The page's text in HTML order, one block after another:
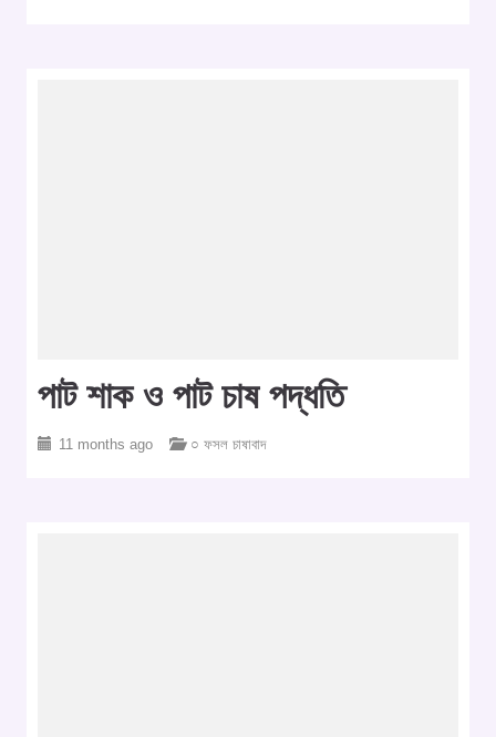
পাট শাক ও পাট চাষ পদ্ধতি
11 months ago ○ ফসল চাষাবাদ